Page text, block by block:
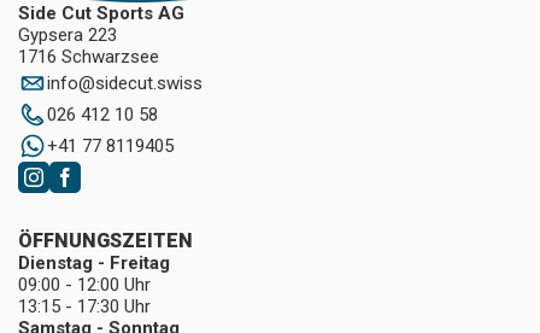
Side Cut Sports AG
Gypsera 223
1716 Schwarzsee
info@sidecut.swiss
026 412 10 58
+41 77 8119405
ÖFFNUNGSZEITEN
Dienstag - Freitag
09:00 - 12:00 Uhr
13:15 - 17:30 Uhr
Samstag - Sonntag